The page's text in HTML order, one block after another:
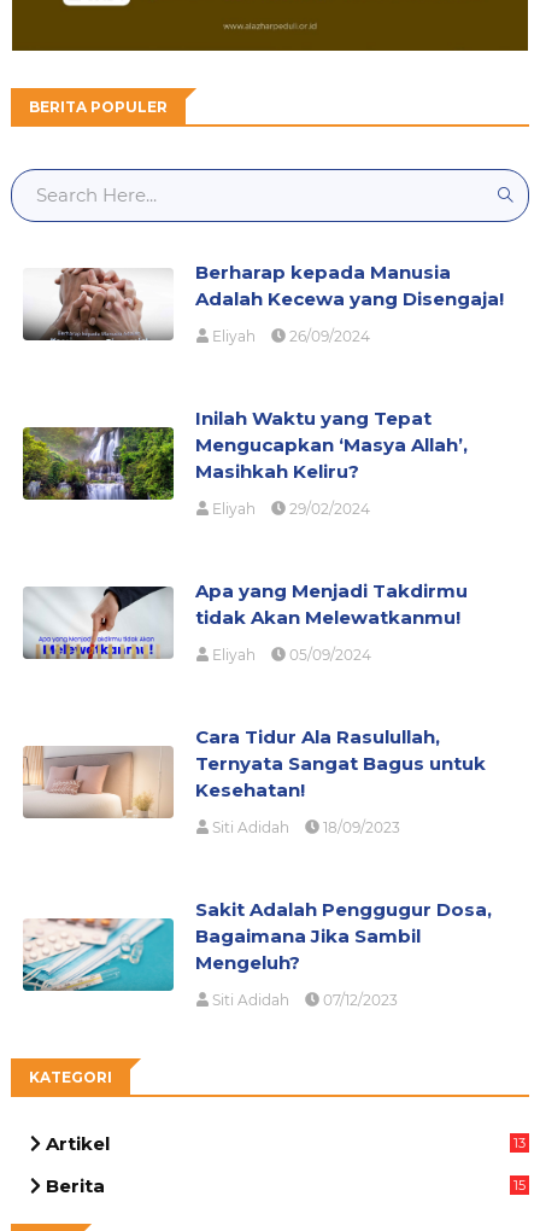
BERITA POPULER
Berharap kepada Manusia
Adalah Kecewa yang Disengaja!
Eliyah 26/09/2024
Inilah Waktu yang Tepat
Mengucapkan ‘Masya Allah’,
Masihkah Keliru?
Eliyah 29/02/2024
Apa yang Menjadi Takdirmu
tidak Akan Melewatkanmu!
Eliyah 05/09/2024
Cara Tidur Ala Rasulullah,
Ternyata Sangat Bagus untuk
Kesehatan!
Siti Adidah 18/09/2023
Sakit Adalah Penggugur Dosa,
Bagaimana Jika Sambil
Mengeluh?
Siti Adidah 07/12/2023
KATEGORI
Artikel
13
Berita
15